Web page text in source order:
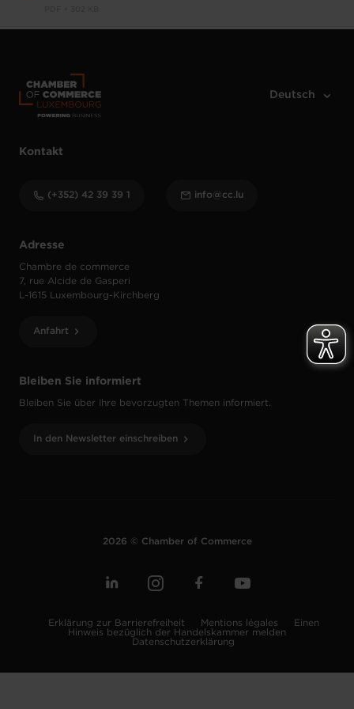
Bleiben Sie informiert
Bleiben Sie über Ihre bevorzugten Themen informiert.
In den Newsletter einschreiben
Adresse
Chambre de commerce
7, rue Alcide de Gasperi
L-1615 Luxembourg-Kirchberg
Anfahrt
Kontakt
(+352) 42 39 39 1 info@cc.lu
2026 © Chamber of Commerce
Erklärung zur Barrierefreiheit Mentions légales
Einen
Hinweis bezüglich der Handelskammer melden
Datenschutzerklärung